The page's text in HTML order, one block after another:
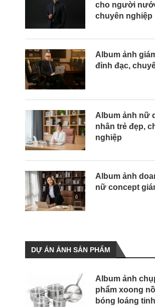
cho người
chuyên nghiệp
Album ảnh
đỉnh đạc,
Album ảnh nữ
nhân trẻ đẹp,
nghiệp
Album ảnh
nữ concept
DỰ ÁN ẢNH SẢN PHẨM
Album ảnh
phẩm xoong
bóng loáng